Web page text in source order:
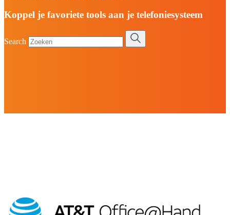
Koppel je favoriete tools aan je telefoniesysteem
Search